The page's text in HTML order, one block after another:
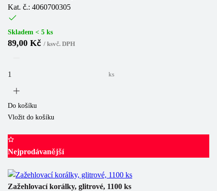
Kat. č.: 4060700305
Skladem < 5 ks
89,00 Kč / ksvč. DPH
ks
Do košíku
Vložit do košíku
Nejprodávanější
Zažehlovací korálky, glitrové, 1100 ks